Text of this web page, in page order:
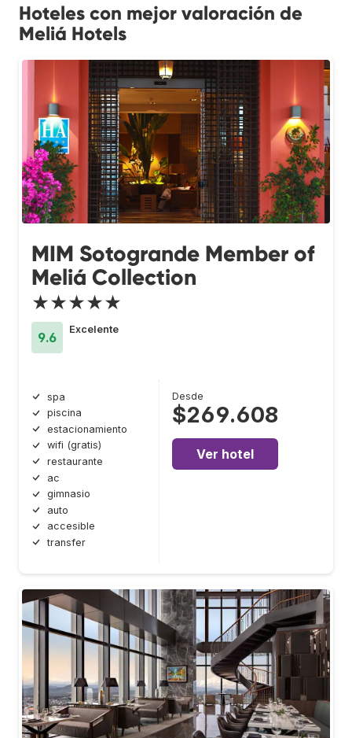
Hoteles con mejor valoración de
Meliá Hotels
MIM Sotogrande Member of
Meliá Collection
★★★★★
9.6
Excelente
spa
piscina
estacionamiento
wifi (gratis)
restaurante
ac
gimnasio
auto
accesible
transfer
Desde
$269.608
Ver hotel